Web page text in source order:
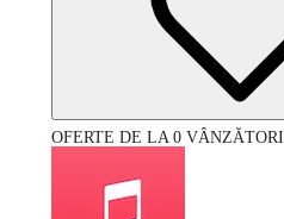
OFERTE DE LA 0 VÂNZĂTORI